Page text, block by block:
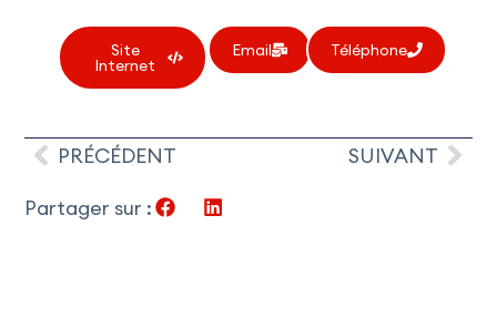
Site
Internet
Email Téléphone
PRÉCÉDENT SUIVANT
Partager sur :